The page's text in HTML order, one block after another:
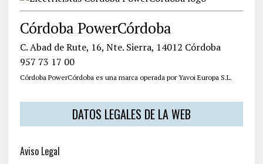
Córdoba PowerCórdoba
C. Abad de Rute, 16, Nte. Sierra, 14012 Córdoba
957 73 17 00
Córdoba PowerCórdoba es una marca operada por Yavoi Europa S.L.
DATOS LEGALES DE LA WEB
Aviso Legal